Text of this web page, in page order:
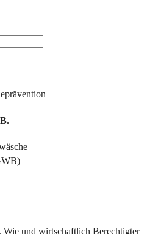
und wirtschaftlich Berechtigter